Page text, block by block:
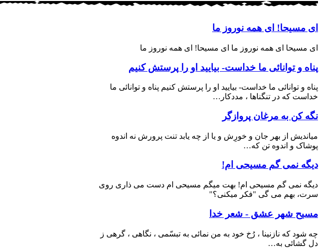
ای مسیحا! ای همه نوروز ما
ای مسیحا ای همه نوروز ما ای مسیحا! ای همه نوروز ما
پناه و توانائی ما خداست- بیایید او را پرستش کنیم
پناه و توانائی ما خداست- بیایید او را پرستش کنیم پناه و توانائی ما
خداست که در تنگناها ، مددکار…
نگه کن به مرغان پروازگر
میاندیش از بهر جان و خورِش و یا از چه یابد تنت پرورش نه اندوه
پوشاک و اندوه تن که…
دیگه نمی گم مسیحی ام!
دیگه نمی گم مسیحی ام! بهت میگم مسیحی ام دست می ذاری روی
سرت، بهم می گی "فکر میکنی؟"
مسیح شهر عشق - شعر خدا
چه شود که نازنینا ، رُخ خود به من نمائی به تبسّمی ، نگاهی ، گرهی ز
دل گشائی به…